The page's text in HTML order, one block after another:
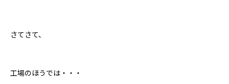
さてさて、
工場のほうでは・・・